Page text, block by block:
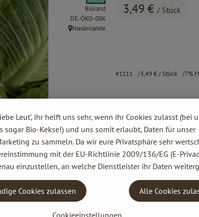
3,49 € / Stück
Bioland
, Kontrollstelle:
DE-ÖKO-006
, Herkunft:
Niederlande
#1111 3,49 €/ Stück 7%
Leut', ihr helft uns sehr, wenn ihr Cookies zulasst (bei
sogar Bio-Kekse!) und uns somit erlaubt, Daten für unser
zu sammeln. Da wir eure Privatsphäre sehr
mit der EU-Richtlinie 2009/136/EG (E-
einzustellen, an welche Dienstleister ihr Daten
Cookieeinstellungen
Cookies zulassen Alle Cookies